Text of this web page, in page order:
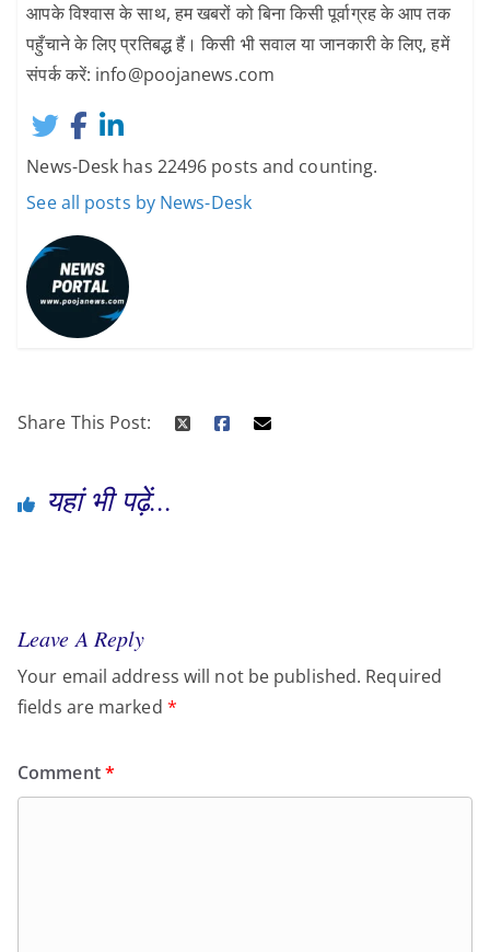
आपके विश्वास के साथ, हम खबरों को बिना किसी पूर्वाग्रह के आप तक
पहुँचाने के लिए प्रतिबद्ध हैं। किसी भी सवाल या जानकारी के लिए, हमें
संपर्क करें: info@poojanews.com
News-Desk has 22496 posts and counting.
See all posts by News-Desk
Share This Post:
यहां भी पढ़ें...
Leave A Reply
Your email address will not be published. Required
fields are marked *
Comment*